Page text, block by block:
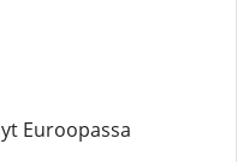
Euroopassa